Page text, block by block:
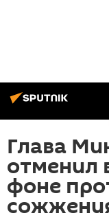
Глава
отменил
фоне